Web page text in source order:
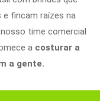
e fincam raízes na
time comercial
acosturar a
a gente.